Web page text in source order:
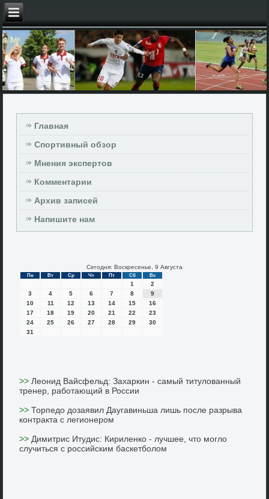
Главная
Спортивный обзор
Мнения экспертов
Комментарии
Архив записей
Напишите нам
Сегодня: Воскресенье, 9 Августа
Пн Вт Ср Чт Пт Сб Вс
1
2
3
4 5 6 7 8
9
10
11 12 13 14 15
16
17
18 19 20 21 22
23
24
25 26 27 28 29
30
31
>> Леонид Вайсфельд: Захаркин - самый титулованный
тренер, работающий в России
>>Торпедо дозаявил Даугавиньша лишь после разрыва
контракта с легионером
>> Димитрис Итудис: Кириленко - лучшее, что могло
случиться с российским баскетболом